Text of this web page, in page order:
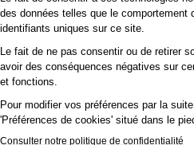
une couche d’usure de 0,55 mm